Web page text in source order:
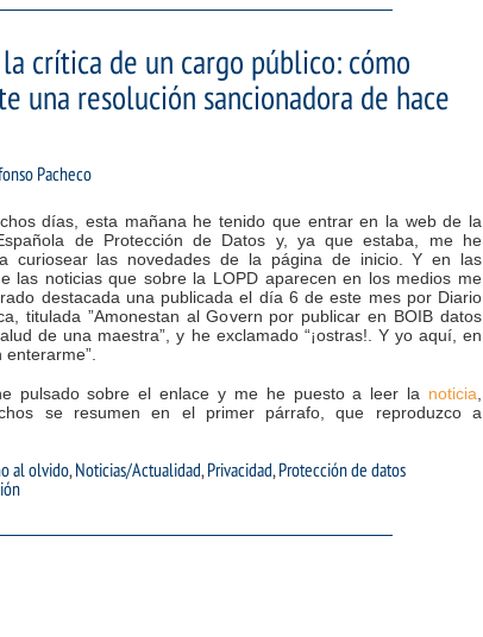
crítica de un cargo público: cómo
una resolución sancionadora de hace
Pacheco
días, esta mañana he tenido que entrar en la web de la
de Protección de Datos y, ya que estaba, me he
curiosear las novedades de la página de inicio. Y en las
las noticias que sobre la LOPD aparecen en los medios me
destacada una publicada el día 6 de este mes por Diario
titulada ”Amonestan al Govern por publicar en BOIB datos
de una maestra”, y he exclamado “¡ostras!. Y yo aquí, en
enterarme”.
pulsado sobre el enlace y me he puesto a leer la noticia
se resumen en el primer párrafo, que reproduzco a
al olvido,Noticias/Actualidad,Privacidad,Protección de datos